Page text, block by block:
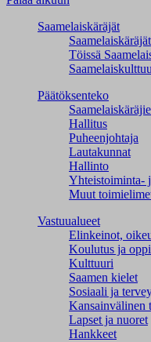
Saamelaiskäräjät
Saamelaiskäräjät
Töissä
Päätöksenteko
Hallitus
Puheenjohtaja
Lautakunnat
Hallinto
Yhteistoiminta-
Muut
Vastuualueet
Elinkeinot,
Koulutus ja
Kulttuuri
Saamen kielet
Sosiaali ja
Kansainvälinen
Lapset ja nuoret
Hankkeet